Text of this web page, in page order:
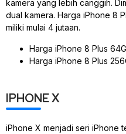
kamera yang lebih canggih.
dual kamera. Harga iPhone 8
miliki mulai 4 jutaan.
Harga iPhone 8 Plus
Harga iPhone 8 Plus
IPHONE X
iPhone X menjadi seri iPhone